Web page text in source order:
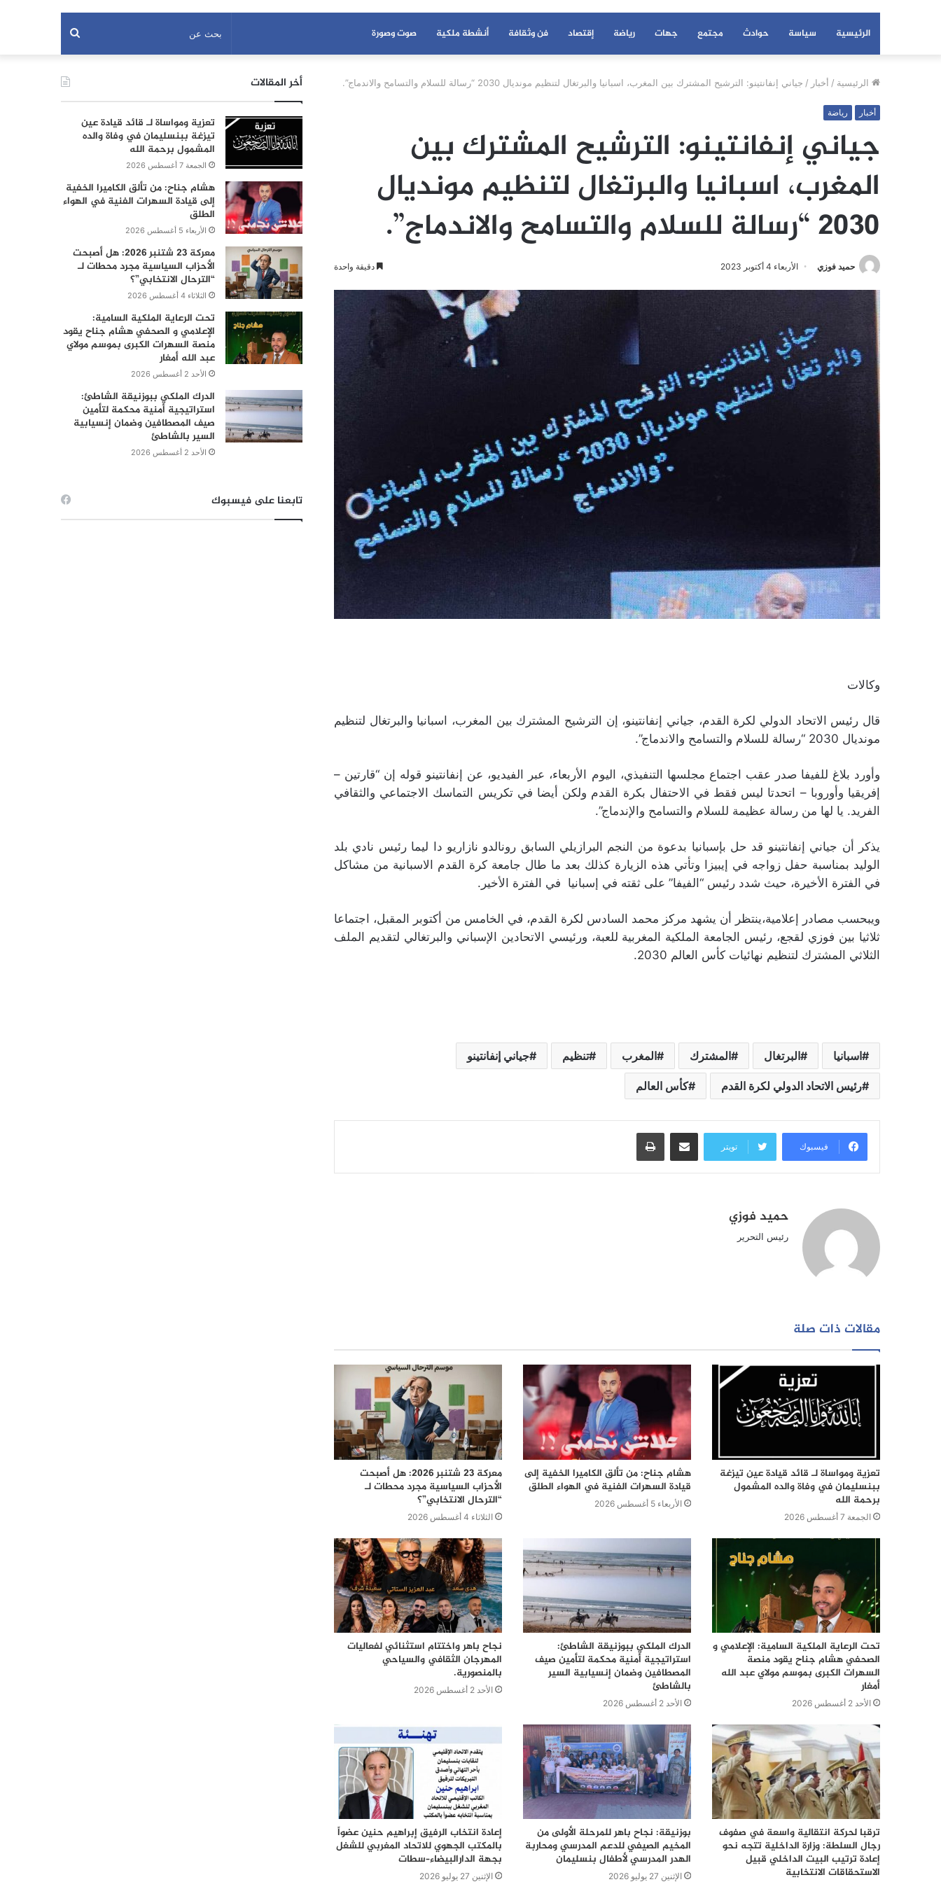
الرئيسية سياسة حوادث مجتمع جهات رياضة إقتصاد فن وثقافة أنشطة ملكية صوت وصورة بحث
عن
الرئيسية / أخبار / جياني إنفانتينو: الترشيح المشترك بين المغرب، اسبانيا والبرتغال لتنظيم مونديال 2030 “رسالة للسلام والتسامح والاندماج”.
أخبار رياضة
جياني إنفانتينو: الترشيح المشترك بين
المغرب، اسبانيا والبرتغال لتنظيم مونديال
2030 “رسالة للسلام والتسامح والاندماج”.
حميد فوزي الأربعاء 4 أكتوبر 2023 دقيقة واحدة
وكالات
قال رئيس الاتحاد الدولي لكرة القدم، جياني إنفانتينو، إن الترشيح المشترك بين المغرب، اسبانيا والبرتغال لتنظيم
مونديال 2030 “رسالة للسلام والتسامح والاندماج”.
وأورد بلاغ للفيفا صدر عقب اجتماع مجلسها التنفيذي، اليوم الأربعاء، عبر الفيديو، عن إنفانتينو قوله إن “قارتين –
إفريقيا وأوروبا – اتحدتا ليس فقط في الاحتفال بكرة القدم ولكن أيضا في تكريس التماسك الاجتماعي والثقافي
الفريد. يا لها من رسالة عظيمة للسلام والتسامح والإندماج”.
يذكر أن جياني إنفانتينو قد حل بإسبانيا بدعوة من النجم البرازيلي السابق رونالدو نازاريو دا ليما رئيس نادي بلد
الوليد بمناسبة حفل زواجه في إيبيزا وتأتي هذه الزيارة كذلك بعد ما طال جامعة كرة القدم الاسبانية من مشاكل
في الفترة الأخيرة، حيث شدد رئيس “الفيفا” على ثقته في إسبانيا في الفترة الأخير.
ويبحسب مصادر إعلامية،ينتظر أن يشهد مركز محمد السادس لكرة القدم، في الخامس من أكتوبر المقبل، اجتماعا
ثلاثيا بين فوزي لقجع، رئيس الجامعة الملكية المغربية للعبة، ورئيسي الاتحادين الإسباني والبرتغالي لتقديم الملف
الثلاثي المشترك لتنظيم نهائيات كأس العالم 2030.
اسبانيا البرتغال المشترك المغرب تنظيم جياني إنفانتينو
رئيس الاتحاد الدولي لكرة القدم كأس العالم
فيسبوك تويتر
مشاركة عبر البريد طباعة
حميد فوزي
رئيس التحرير
مقالات ذات صلة
تعزية ومواساة لـ قائد قيادة عين تيزغة
ببنسليمان في وفاة والده المشمول
برحمة الله
الجمعة 7 أغسطس 2026
هشام جناح: من تألق الكاميرا الخفية إلى
قيادة السهرات الفنية في الهواء الطلق
الأربعاء 5 أغسطس 2026
معركة 23 شتنبر 2026: هل أصبحت
الأحزاب السياسية مجرد محطات لـ
“الترحال الانتخابي”؟
الثلاثاء 4 أغسطس 2026
تحت الرعاية الملكية السامية: الإعلامي و
الصحفي هشام جناح يقود منصة
السهرات الكبرى بموسم مولاي عبد الله
أمغار
الأحد 2 أغسطس 2026
الدرك الملكي ببوزنيقة الشاطئ:
استراتيجية أمنية محكمة لتأمين صيف
المصطافين وضمان إنسيابية السير
بالشاطئ
الأحد 2 أغسطس 2026
نجاح باهر واختتام استثنائي لفعاليات
المهرجان الثقافي والسياحي
بالمنصورية.
الأحد 2 أغسطس 2026
ترقبا لحركة انتقالية واسعة في صفوف
رجال السلطة: وزارة الداخلية تتجه نحو
إعادة ترتيب البيت الداخلي قبيل
الاستحقاقات الانتخابية
بوزنيقة: نجاح باهر للمرحلة الأولى من
المخيم الصيفي للدعم المدرسي ومحاربة
الهدر المدرسي لأطفال بنسليمان
الإثنين 27 يوليو 2026
إعادة انتخاب الرفيق إبراهيم حنين عضواً
بالمكتب الجهوي للاتحاد المغربي للشغل
بجهة الدارالبيضاء–سطات
الإثنين 27 يوليو 2026
أخر المقالات
تعزية ومواساة لـ قائد قيادة عين
تيزغة ببنسليمان في وفاة والده
المشمول برحمة الله
الجمعة 7 أغسطس 2026
هشام جناح: من تألق الكاميرا الخفية
إلى قيادة السهرات الفنية في الهواء
الطلق
الأربعاء 5 أغسطس 2026
معركة 23 شتنبر 2026: هل أصبحت
الأحزاب السياسية مجرد محطات لـ
“الترحال الانتخابي”؟
الثلاثاء 4 أغسطس 2026
تحت الرعاية الملكية السامية:
الإعلامي و الصحفي هشام جناح يقود
منصة السهرات الكبرى بموسم مولاي
عبد الله أمغار
الأحد 2 أغسطس 2026
الدرك الملكي ببوزنيقة الشاطئ:
استراتيجية أمنية محكمة لتأمين
صيف المصطافين وضمان إنسيابية
السير بالشاطئ
الأحد 2 أغسطس 2026
تابعنا على فيسبوك